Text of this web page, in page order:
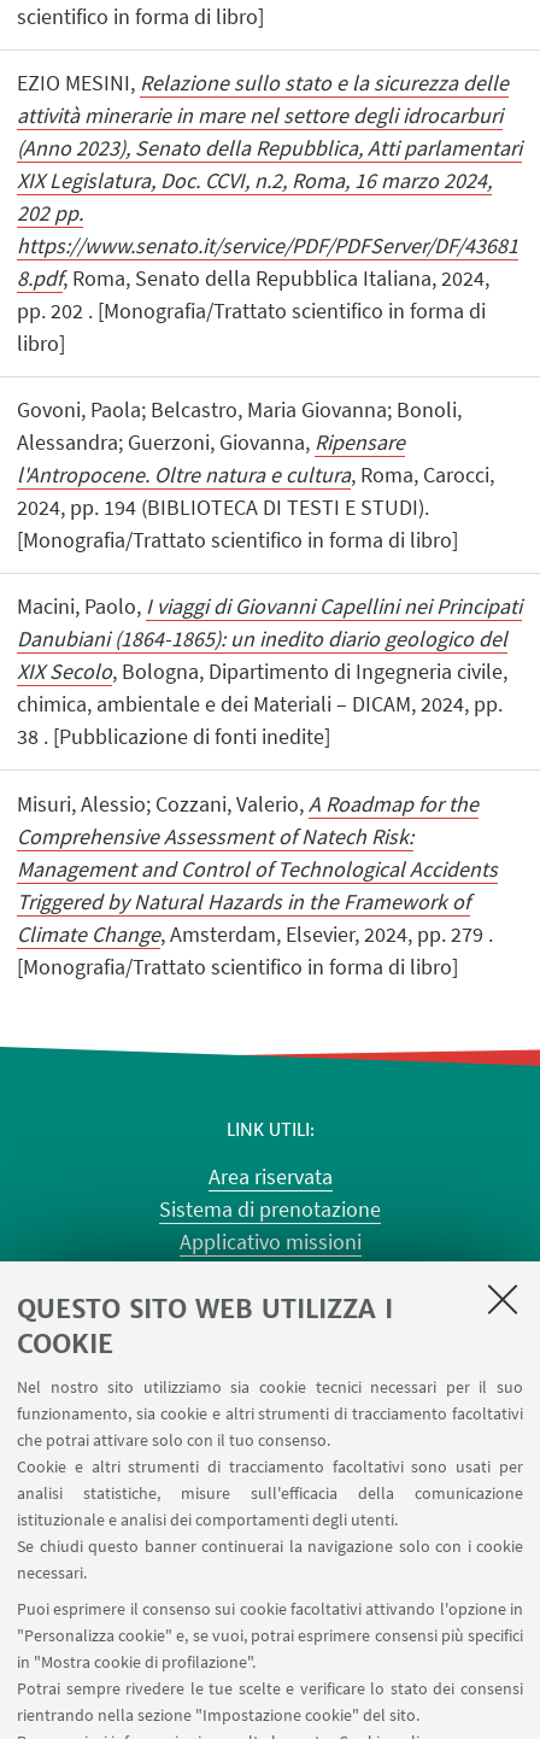
QUESTO SITO WEB UTILIZZA I
COOKIE
Nel nostro sito utilizziamo sia cookie tecnici necessari per il suo
funzionamento, sia cookie e altri strumenti di tracciamento facoltativi
che potrai attivare solo con il tuo consenso.
Cookie e altri strumenti di tracciamento facoltativi sono usati per
analisi statistiche, misure sull'efficacia della comunicazione
istituzionale e analisi dei comportamenti degli utenti.
Se chiudi questo banner continuerai la navigazione solo con i cookie
necessari.
Puoi esprimere il consenso sui cookie facoltativi attivando l'opzione in
"Personalizza cookie" e, se vuoi, potrai esprimere consensi più specifici
in "Mostra cookie di profilazione".
Potrai sempre rivedere le tue scelte e verificare lo stato dei consensi
rientrando nella sezione "Impostazione cookie" del sito.
scientifico in forma di libro]
EZIO MESINI, Relazione sullo stato e la sicurezza delle
attività minerarie in mare nel settore degli idrocarburi
(Anno 2023), Senato della Repubblica, Atti parlamentari
XIX Legislatura, Doc. CCVI, n.2, Roma, 16 marzo 2024,
202 pp.
https://www.senato.it/service/PDF/PDFServer/DF/43681
8.pdf, Roma, Senato della Repubblica Italiana, 2024,
pp. 202 . [Monografia/Trattato scientifico in forma di
libro]
Govoni, Paola; Belcastro, Maria Giovanna; Bonoli,
Alessandra; Guerzoni, Giovanna, Ripensare
l'Antropocene. Oltre natura e cultura, Roma, Carocci,
2024, pp. 194 (BIBLIOTECA DI TESTI E STUDI).
[Monografia/Trattato scientifico in forma di libro]
Macini, Paolo, I viaggi di Giovanni Capellini nei Principati
Danubiani (1864-1865): un inedito diario geologico del
XIX Secolo, Bologna, Dipartimento di Ingegneria civile,
chimica, ambientale e dei Materiali – DICAM, 2024, pp.
38 . [Pubblicazione di fonti inedite]
Misuri, Alessio; Cozzani, Valerio,A Roadmap for the
Comprehensive Assessment of Natech Risk:
Management and Control of Technological Accidents
Triggered by Natural Hazards in the Framework of
Climate Change, Amsterdam, Elsevier, 2024, pp. 279 .
[Monografia/Trattato scientifico in forma di libro]
LINK UTILI
Area riservata
Sistema di prenotazione
Applicativo missioni
Planner aule Terracini
Forms per sottomissione eventi/notizie
Carta dei servizi
SEGUI IL DIPARTIMENTO SU:
SEGUI UNIBO SU:
APP: